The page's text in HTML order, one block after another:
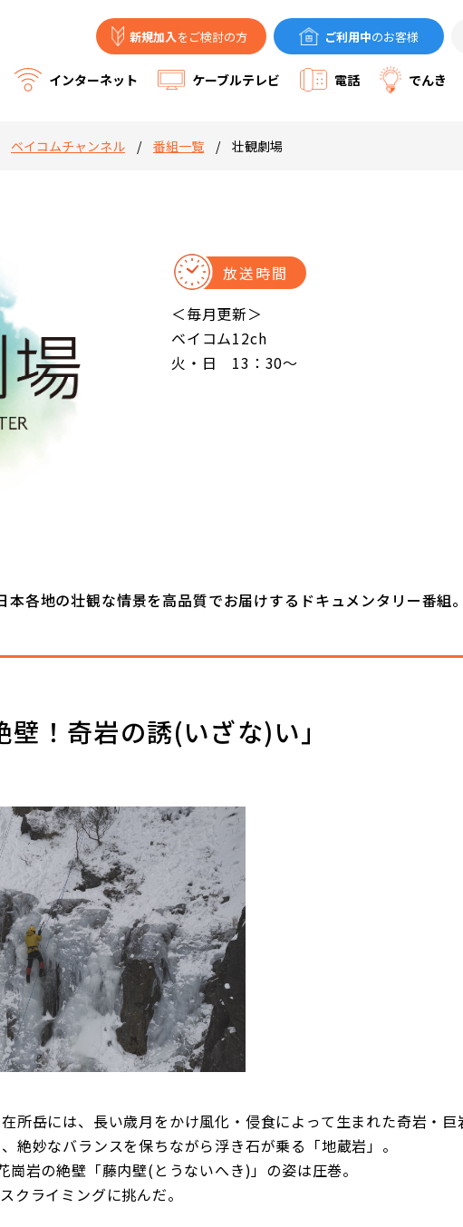
新規加入をご検討の方 ご利用中のお客様
インターネット ケーブルテレビ 電話 でんき
ベイコムチャンネル / 番組一覧 / 壮観劇場
放送時間
＜毎月更新＞
ベイコム12ch
火・日 13：30～
本各地の壮観な情景を高品質でお届けするドキュメンタリー番組
！奇岩の誘(いざな)い」
所岳には、長い歳月をかけ風化・侵食によって生まれた奇岩・巨
絶妙なバランスを保ちながら浮き石が乗る「地蔵岩」。
岩の絶壁「藤内壁(とうないへき)」の姿は圧巻。
クライミングに挑んだ。